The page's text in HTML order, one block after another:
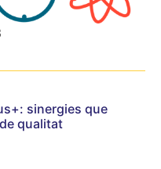
sinergies que
qualitat